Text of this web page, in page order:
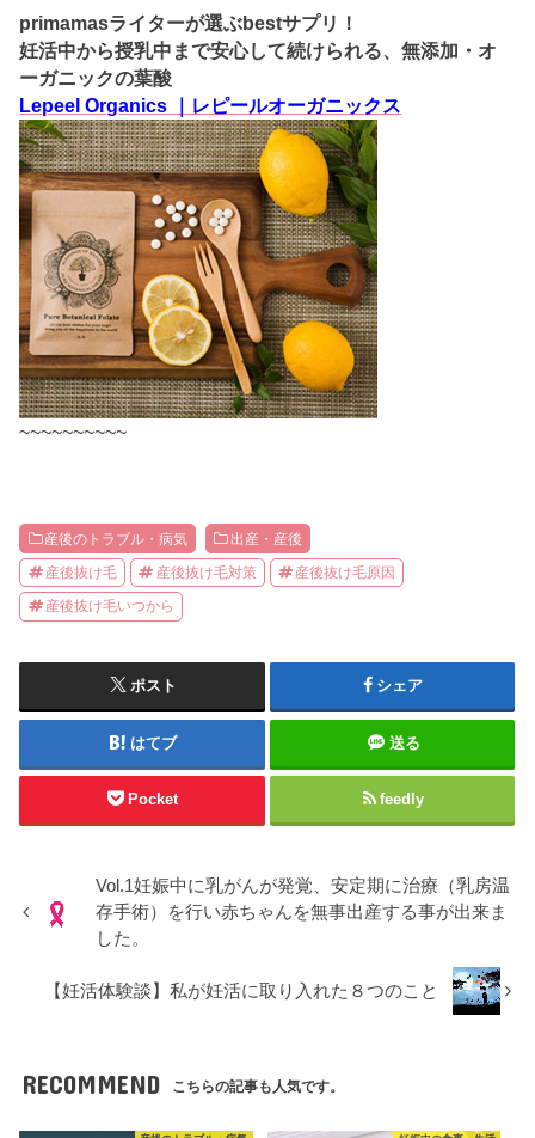
primamasライターが選ぶbestサプリ！
妊活中から授乳中まで安心して続けられる、無添加・オ
ーガニックの葉酸
Lepeel Organics ｜レピールオーガニックス
~~~~~~~~~~
産後のトラブル・病気 出産・産後
産後抜け毛 産後抜け毛対策 産後抜け毛原因
産後抜け毛いつから
ポスト シェア
はてブ 送る
Pocket feedly
Vol.1妊娠中に乳がんが発覚、安定期に治療（乳房温
存手術）を行い赤ちゃんを無事出産する事が出来ま
した。
【妊活体験談】私が妊活に取り入れた８つのこと
RECOMMEND こちらの記事も人気です。